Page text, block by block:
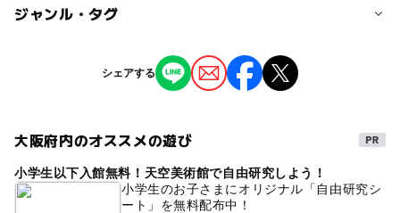
定員
予約/応募
ジャンル・タグ
季節のイベント ミニイベント
タグ
クリスマス サンタ サンタクロース
シェアする
大阪府内のオススメの遊び
小学生以下入館無料！天空美術館で自由研究しよう！
小学生のお子さまにオリジナル「自由研究シ
ート」を無料配布中！